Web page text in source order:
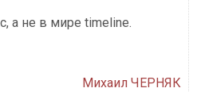
а не в мире timeline.
Михаил ЧЕРНЯК